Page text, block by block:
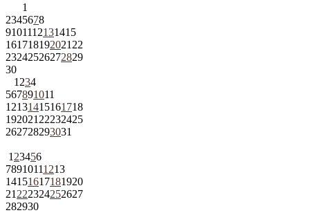
1
2345678
9101112131415
161718192021 22
23242526272829
30
1 234
567891011
12131415161718
192021 22232425
262728293031
1 23456
78910111213
14151617181920
21 222324252627
282930